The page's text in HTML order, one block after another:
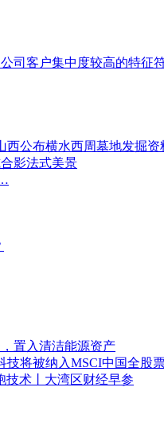
司客户集中度较高的特征
公布横水西周墓地发掘
影法式美景
置入清洁能源资产
技将被纳入MSCI中国全股
技术丨大湾区财经早参